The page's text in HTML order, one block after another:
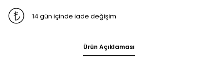
14 gün içinde iade değişim
Ürün Açıklaması